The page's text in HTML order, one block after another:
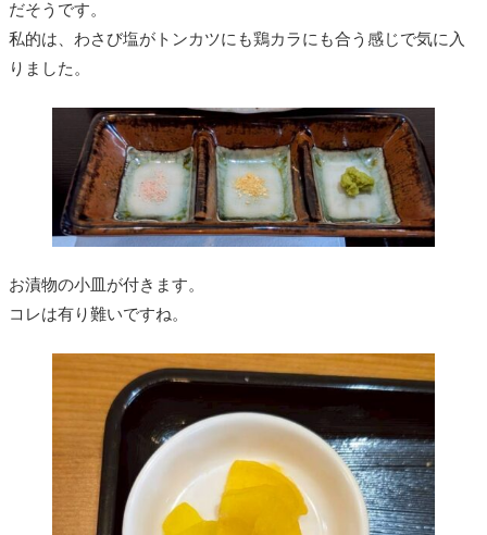
だそうです。
私的は、わさび塩がトンカツにも鶏カラにも合う感じで気に入
りました。
お漬物の小皿が付きます。
コレは有り難いですね。